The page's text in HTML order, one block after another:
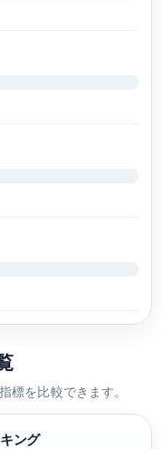
標を比較できます。
ング